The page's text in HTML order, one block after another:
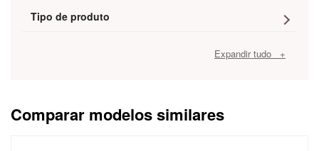
Tipo de produto
Expandir tudo +
Comparar modelos similares